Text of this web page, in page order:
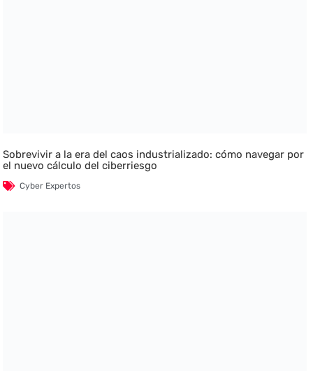
Sobrevivir a la era del caos industrializado: cómo navegar por
el nuevo cálculo del ciberriesgo
Cyber Expertos